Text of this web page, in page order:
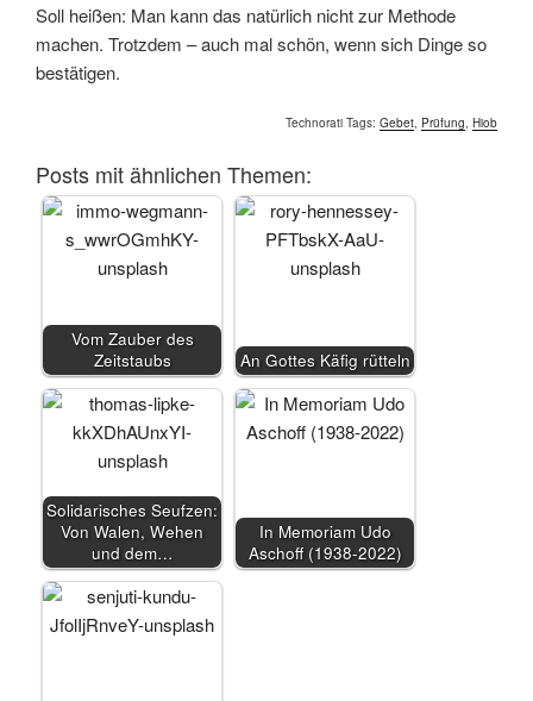
Soll heißen: Man kann das natürlich nicht zur Methode
machen. Trotzdem – auch mal schön, wenn sich Dinge so
bestätigen.
Technorati Tags: Gebet, Prüfung, Hiob
Posts mit ähnlichen Themen:
Vom Zauber des
Zeitstaubs
An Gottes Käfig rütteln
Solidarisches Seufzen:
Von Walen, Wehen
und dem…
In Memoriam Udo
Aschoff (1938-2022)